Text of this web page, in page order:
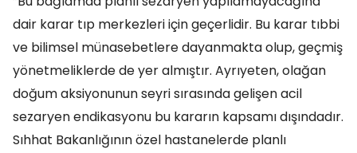
dair karar tıp merkezleri için geçerlidir. Bu karar tıbbi
ve bilimsel münasebetlere dayanmakta olup, geçmiş
yönetmeliklerde de yer almıştır. Ayrıyeten, olağan
doğum aksiyonunun seyri sırasında gelişen acil
sezaryen endikasyonu bu kararın kapsamı dışındadır.
Sıhhat Bakanlığının özel hastanelerde planlı